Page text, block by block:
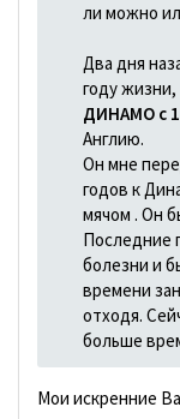
ли можно
Два дня
году жизни,
ДИНАМО с
Англию.
Он мне
годов к
мячом . Он
Последние
болезни и
времени
отходя.
больше
Мои искренние